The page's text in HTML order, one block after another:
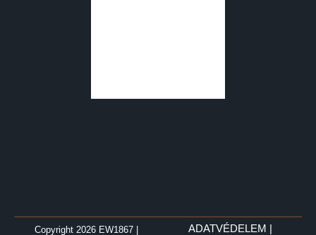
Copyright 2026 EW1867 ADATVÉDELEM